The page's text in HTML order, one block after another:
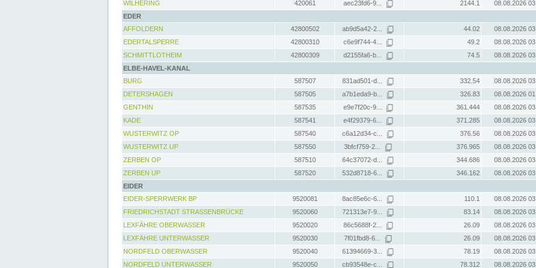
WILHERING 420061 aec23fd6-9... 2144.1
08.08.2026
EDER
AFFOLDERN
42800502 ab9d5a42-2... 44.02
08.08.2026
EDERTALSPERRE
42800310 c6e9f744-4... 49.2
08.08.2026
SCHMITTLOTHEIM
42800309 d2155fa6-b... 74.5
08.08.2026
ELBE-HAVEL-KANAL
BURG
587507 831ad501-d... 332.54
08.08.2026
DETERSHAGEN
587505 a7b1eda9-b... 326.83
08.08.2026
GENTHIN
587535 e9e7f20c-9... 361.444
08.08.2026
KADE
587541 e4f29379-6... 371.285
08.08.2026
WUSTERWITZ OP
587540 c6a12d34-c... 376.56
08.08.2026
WUSTERWITZ UP
587550 3bfcf759-2... 376.965
08.08.2026
ZERBEN OP
587510 64c37072-d... 344.686
08.08.2026
ZERBEN UP
587520 532d8718-6... 346.162
08.08.2026
EIDER
EIDER-SPERRWERK BP
9520081 8ac85e6c-6... 110.1
08.08.2026
FRIEDRICHSTADT STRASSENBRÜCKE
9520060 721313e7-9... 83.14
08.08.2026
LEXFÄHRE OBERWASSER
9520020 86c5688f-2... 26.09
08.08.2026
LEXFÄHRE UNTERWASSER
9520030 7f01fbd8-6... 26.09
08.08.2026
NORDFELD OBERWASSER
9520040 61394669-3... 78.19
08.08.2026
NORDFELD UNTERWASSER
9520050 cb93548e-c... 78.312 08.08.2026